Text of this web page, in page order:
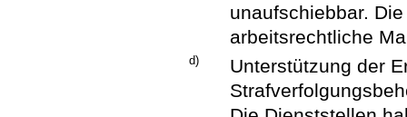
unaufschiebbar.
arbeitsrechtliche
d)
Unterstützung der